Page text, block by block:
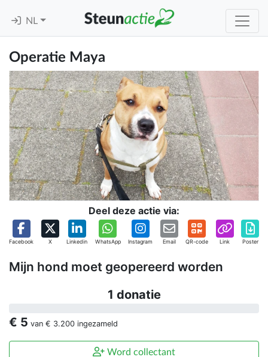
NL
Operatie Maya
Deel deze actie via:
Facebook X Linkedin WhatsApp Instagram Email QR-code Link Poster
Mijn hond moet geopereerd worden
1 donatie
€ 5 van € 3.200 ingezameld
Word collectant